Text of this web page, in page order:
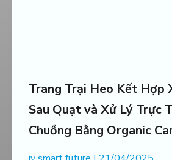
Trang Trại Heo Kết Hợp
Sau Quạt và Xử Lý Trực
Chuồng Bằng Organic